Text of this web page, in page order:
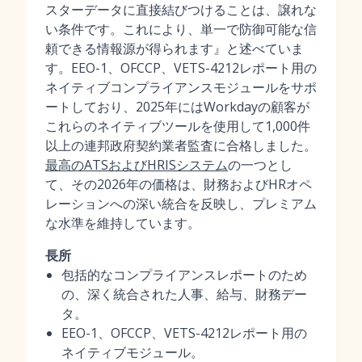
スターデータに直接結びつけることは、譲れな
い条件です。これにより、単一で防御可能な信
頼できる情報源が得られます』と述べていま
す。EEO-1、OFCCP、VETS-4212レポート用の
ネイティブコンプライアンスモジュールをサポ
ートしており、2025年にはWorkdayの顧客が
これらのネイティブツールを使用して1,000件
以上の連邦政府契約業者監査に合格しました。
最高のATSおよびHRISシステムの一つとし
て、その2026年の価格は、財務およびHRオペ
レーションへの深い統合を反映し、プレミアム
な水準を維持しています。
長所
包括的なコンプライアンスレポートのため
の、深く統合された人事、給与、財務デー
タ。
EEO-1、OFCCP、VETS-4212レポート用の
ネイティブモジュール。